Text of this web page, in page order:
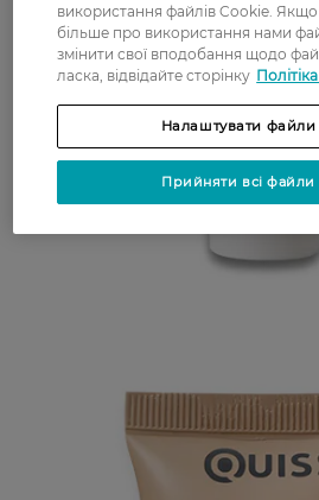
використання файлів Cookie. Якщо
більше про використання нами
змінити свої вподобання щодо
ласка, відвідайте сторінку
Налаштувати файли
Прийняти всі файли